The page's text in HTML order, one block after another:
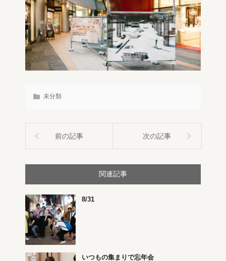
未分類
前の記事 次の記事
関連記事
8/31
いつもの集まりで忘年会